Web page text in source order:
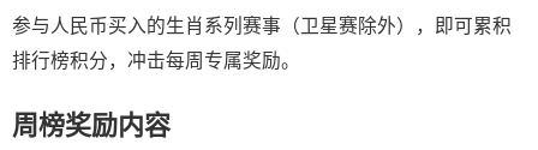
参与人民币买入的生肖系列赛事（卫星赛除外），即可累积
排行榜积分，冲击每周专属奖励。
周榜奖励内容